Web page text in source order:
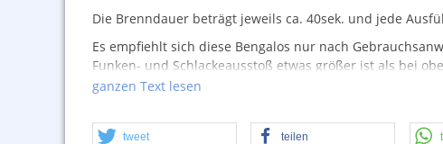
Die Brenndauer beträgt jeweils ca. 40sek. und jede
Es empfiehlt sich diese Bengalos nur nach
Funken- und Schlackeausstoß etwas größer ist als bei
Dafür hat man bei diesem Artikel eine recht große
Uns gefällts!
ganzen Text lesen
tweet teilen